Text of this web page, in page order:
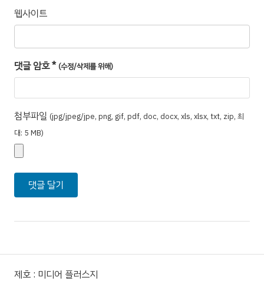
웹사이트
댓글 암호* (수정/삭제를 위해)
첨부파일 (jpg/jpeg/jpe, png, gif, pdf, doc, docx, xls, xlsx, txt, zip, 최
대: 5 MB)
제호 : 미디어 플러스지